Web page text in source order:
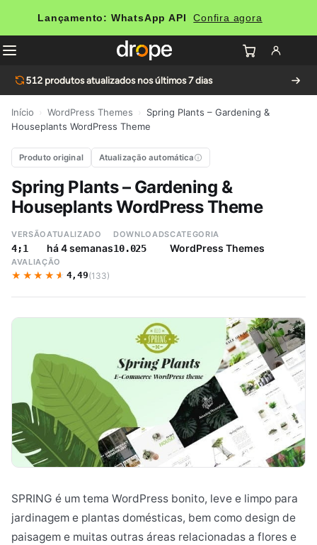
Lançamento: WhatsApp API Confira agora
512 produtos atualizados nos últimos 7 dias
Início WordPress Themes
Spring Plants – Gardening &
Houseplants WordPress Theme
Produto original Atualização automática
Spring Plants – Gardening &
Houseplants WordPress Theme
VERSÃO
4;1
ATUALIZADO
há 4 semanas
DOWNLOADS
10.025
CATEGORIA
WordPress Themes
AVALIAÇÃO
★★★★★
★★★★★ 4,49(133)
SPRING é um tema WordPress bonito, leve e limpo para
jardinagem e plantas domésticas, bem como design de
paisagem e muitas outras áreas relacionadas a flores e